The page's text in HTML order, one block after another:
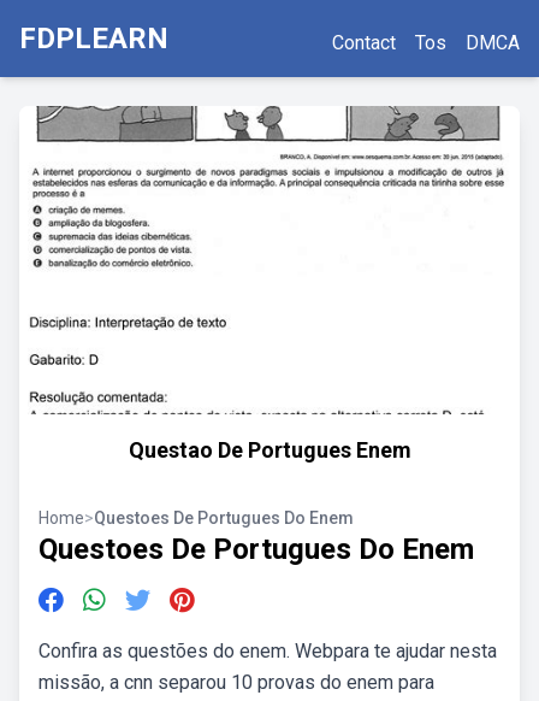
FDPLEARN Contact Tos DMCA
Questao De Portugues Enem
Home>Questoes De Portugues Do Enem
Questoes De Portugues Do Enem
Confira as questões do enem. Webpara te ajudar nesta
missão, a cnn separou 10 provas do enem para